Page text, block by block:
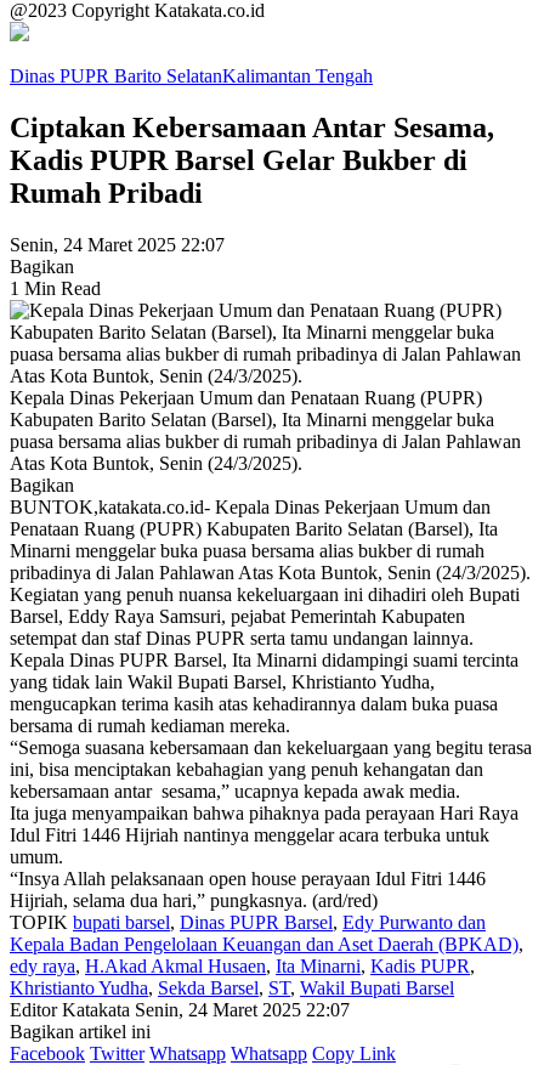
@2023 Copyright Katakata.co.id
Dinas PUPR Barito SelatanKalimantan Tengah
Ciptakan Kebersamaan Antar Sesama,
Kadis PUPR Barsel Gelar Bukber di
Rumah Pribadi
Senin, 24 Maret 2025 22:07
Bagikan
1 Min Read
Kepala Dinas Pekerjaan Umum dan Penataan Ruang (PUPR)
Kabupaten Barito Selatan (Barsel), Ita Minarni menggelar buka
puasa bersama alias bukber di rumah pribadinya di Jalan Pahlawan
Atas Kota Buntok, Senin (24/3/2025).
Bagikan
BUNTOK,katakata.co.id- Kepala Dinas Pekerjaan Umum dan
Penataan Ruang (PUPR) Kabupaten Barito Selatan (Barsel), Ita
Minarni menggelar buka puasa bersama alias bukber di rumah
pribadinya di Jalan Pahlawan Atas Kota Buntok, Senin (24/3/2025).
Kegiatan yang penuh nuansa kekeluargaan ini dihadiri oleh Bupati
Barsel, Eddy Raya Samsuri, pejabat Pemerintah Kabupaten
setempat dan staf Dinas PUPR serta tamu undangan lainnya.
Kepala Dinas PUPR Barsel, Ita Minarni didampingi suami tercinta
yang tidak lain Wakil Bupati Barsel, Khristianto Yudha,
mengucapkan terima kasih atas kehadirannya dalam buka puasa
bersama di rumah kediaman mereka.
“Semoga suasana kebersamaan dan kekeluargaan yang begitu terasa
ini, bisa menciptakan kebahagian yang penuh kehangatan dan
kebersamaan antar sesama,” ucapnya kepada awak media.
Ita juga menyampaikan bahwa pihaknya pada perayaan Hari Raya
Idul Fitri 1446 Hijriah nantinya menggelar acara terbuka untuk
umum.
“Insya Allah pelaksanaan open house perayaan Idul Fitri 1446
Hijriah, selama dua hari,” pungkasnya. (ard/red)
TOPIK bupati barsel, Dinas PUPR Barsel, Edy Purwanto dan
Kepala Badan Pengelolaan Keuangan dan Aset Daerah (BPKAD),
edy raya, H.Akad Akmal Husaen, Ita Minarni, Kadis PUPR,
Khristianto Yudha, Sekda Barsel, ST, Wakil Bupati Barsel
Editor Katakata Senin, 24 Maret 2025 22:07
Bagikan artikel ini
Facebook Twitter Whatsapp Whatsapp Copy Link